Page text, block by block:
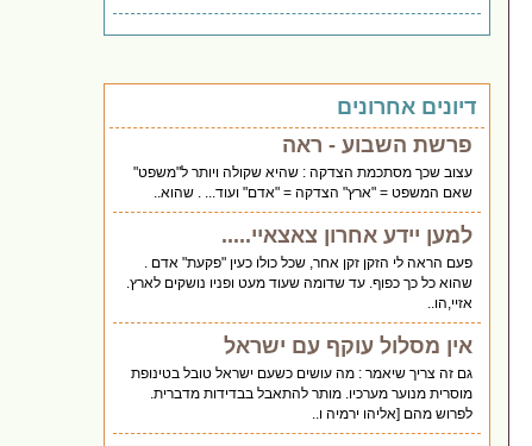
דיונים אחרונים
פרשת השבוע - ראה
עצוב שכך מסתכמת הצדקה : שהיא שקולה ויותר ל"משפט"
שאם המשפט = "ארץ" הצדקה = "אדם" ועוד... . שהוא..
למען יידע אחרון צאצאיי.....
פעם הראה לי הזקן זקן אחר, שכל כולו כעין "פקעת" אדם .
שהוא כל כך כפוף. עד שדומה שעוד מעט ופניו נושקים לארץ.
אזיי,הו..
אין מסלול עוקף עם ישראל
גם זה צריך שיאמר : מה עושים כשעם ישראל טובל בטינופת
מוסרית מנוער מערכיו. מותר להתאבל בבדידות מדברית.
לפרוש מהם [אליהו ירמיה ו..